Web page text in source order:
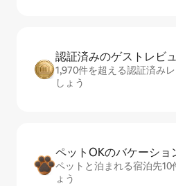
認証済みのゲ⁠ス⁠ト⁠レ⁠ビ⁠
1,970件を超える認証済み
しょう
ペットOKのバ⁠ケ⁠ー⁠シ⁠ョ⁠
ペットと泊まれる宿泊先10
ょう